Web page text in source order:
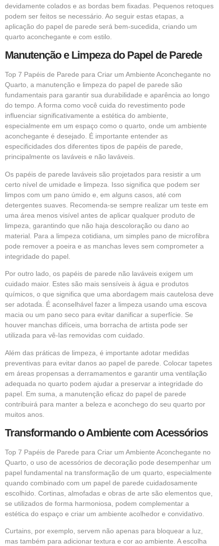
devidamente colados e as bordas bem fixadas. Pequenos retoques
podem ser feitos se necessário. Ao seguir estas etapas, a
aplicação do papel de parede será bem-sucedida, criando um
quarto aconchegante e com estilo.
Manutenção e Limpeza do Papel de Parede
Top 7 Papéis de Parede para Criar um Ambiente Aconchegante no
Quarto, a manutenção e limpeza do papel de parede são
fundamentais para garantir sua durabilidade e aparência ao longo
do tempo. A forma como você cuida do revestimento pode
influenciar significativamente a estética do ambiente,
especialmente em um espaço como o quarto, onde um ambiente
aconchegante é desejado. É importante entender as
especificidades dos diferentes tipos de papéis de parede,
principalmente os laváveis e não laváveis.
Os papéis de parede laváveis são projetados para resistir a um
certo nível de umidade e limpeza. Isso significa que podem ser
limpos com um pano úmido e, em alguns casos, até com
detergentes suaves. Recomenda-se sempre realizar um teste em
uma área menos visível antes de aplicar qualquer produto de
limpeza, garantindo que não haja descoloração ou dano ao
material. Para a limpeza cotidiana, um simples pano de microfibra
pode remover a poeira e as manchas leves sem comprometer a
integridade do papel.
Por outro lado, os papéis de parede não laváveis exigem um
cuidado maior. Estes são mais sensíveis à água e produtos
químicos, o que significa que uma abordagem mais cautelosa deve
ser adotada. É aconselhável fazer a limpeza usando uma escova
macia ou um pano seco para evitar danificar a superfície. Se
houver manchas difíceis, uma borracha de artista pode ser
utilizada para vê-las removidas com cuidado.
Além das práticas de limpeza, é importante adotar medidas
preventivas para evitar danos ao papel de parede. Colocar tapetes
em áreas propensas a derramamentos e garantir uma ventilação
adequada no quarto podem ajudar a preservar a integridade do
papel. Em suma, a manutenção eficaz do papel de parede
contribuirá para manter a beleza e aconchego do seu quarto por
muitos anos.
Transformando o Ambiente com Acessórios
Top 7 Papéis de Parede para Criar um Ambiente Aconchegante no
Quarto, o uso de acessórios de decoração pode desempenhar um
papel fundamental na transformação de um quarto, especialmente
quando combinado com um papel de parede cuidadosamente
escolhido. Cortinas, almofadas e obras de arte são elementos que,
se utilizados de forma harmoniosa, podem complementar a
estética do espaço e criar um ambiente acolhedor e convidativo.
Curtains, por exemplo, servem não apenas para bloquear a luz,
mas também para adicionar textura e cor ao ambiente. A escolha